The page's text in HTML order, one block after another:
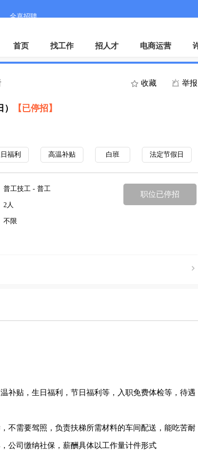
全嘉招聘
手机客户端
首页 找工作 招人才 电商运营
收藏 举报
【已停招】
福利 高温补贴 白班 法定节假日
普工技工 - 普工
2人
不限
职位已停招
补贴，生日福利，节日福利等，入职免费体检等，待遇
不需要驾照，负责扶梯所需材料的车间配送，能吃苦耐
公司缴纳社保，薪酬具体以工作量计件形式